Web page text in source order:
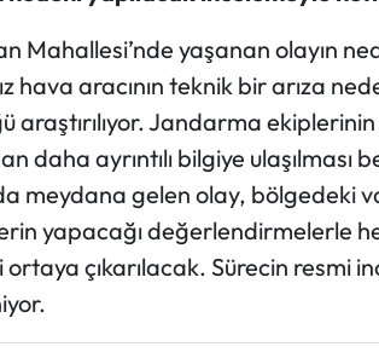
Mahallesi’nde yaşanan olayın
hava aracının teknik bir arıza
araştırılıyor. Jandarma
daha ayrıntılı bilgiye ulaşılması
meydana gelen olay, bölgedeki
yapacağı değerlendirmelerle
ortaya çıkarılacak. Sürecin resmi